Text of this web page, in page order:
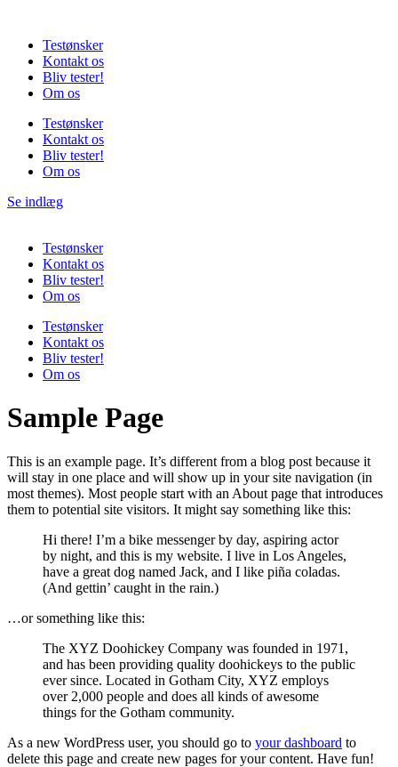
indholdTestønsker
Kontakt os
Bliv tester!
Om os
Testønsker
Kontakt os
Bliv tester!
Om os
Se indlæg
Testønsker
Kontakt os
Bliv tester!
Om os
Testønsker
Kontakt os
Bliv tester!
Om os
Sample Page
This is an example page. It’s different from a blog post because it
will stay in one place and will show up in your site navigation (in
most themes). Most people start with an About page that introduces
them to potential site visitors. It might say something like this:
Hi there! I’m a bike messenger by day, aspiring actor
by night, and this is my website. I live in Los Angeles,
have a great dog named Jack, and I like piña coladas.
(And gettin’ caught in the rain.)
…or something like this:
The XYZ Doohickey Company was founded in 1971,
and has been providing quality doohickeys to the public
ever since. Located in Gotham City, XYZ employs
over 2,000 people and does all kinds of awesome
things for the Gotham community.
As a new WordPress user, you should go to your dashboard to
delete this page and create new pages for your content. Have fun!